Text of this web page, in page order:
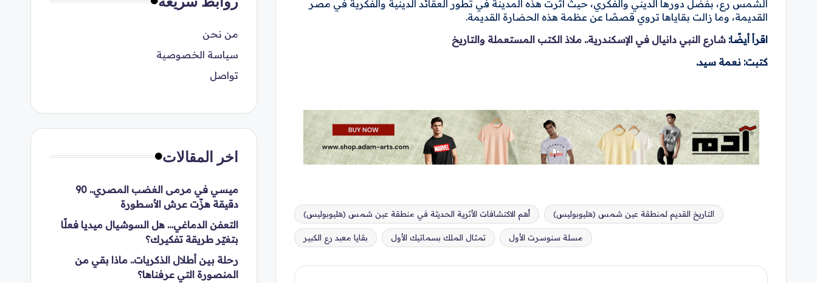
الشمس رع، بفضل دورها الديني والفكري، حيث أثرت هذه المدينة في تطور العقائد الدينية والفكرية في مصر
القديمة، وما زالت بقاياها تروي قصصًا عن عظمة هذه الحضارة القديمة.
اقرأ أيضًا: شارع النبي دانيال في الإسكندرية.. ملاذ الكتب المستعملة والتاريخ
كتبت: نعمة سيد.
أهم الاكتشافات الأثرية الحديثة في منطقة عين شمس (هليوبوليس) التاريخ القديم لمنطقة عين شمس (هليوبوليس)
بقايا معبد رع الكبير تمثال الملك بسماتيك الأول مسلة سنوسرت الأول
من نحن
سياسة الخصوصية
تواصل
اخر المقالات
ميسي في مرمى الغضب المصري.. 90
دقيقة هزّت عرش الأسطورة
التعفن الدماغي… هل السوشيال ميديا فعلًا
بتغيّر طريقة تفكيرك؟
رحلة بين أطلال الذكريات.. ماذا بقي من
المنصورة التي عرفناها؟